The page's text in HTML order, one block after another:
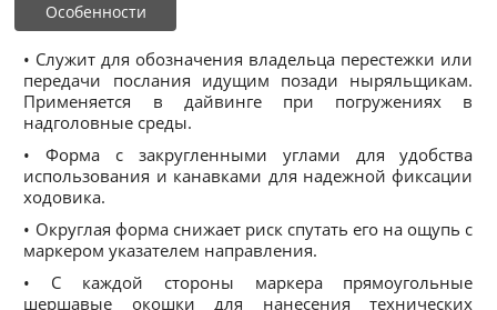
Особенности
• Служит для обозначения владельца перестежки или
передачи послания идущим позади ныряльщикам.
Применяется в дайвинге при погружениях в
надголовные среды.
• Форма с закругленными углами для удобства
использования и канавками для надежной фиксации
ходовика.
• Округлая форма снижает риск спутать его на ощупь с
маркером указателем направления.
• С каждой стороны маркера прямоугольные
шершавые окошки для нанесения технических